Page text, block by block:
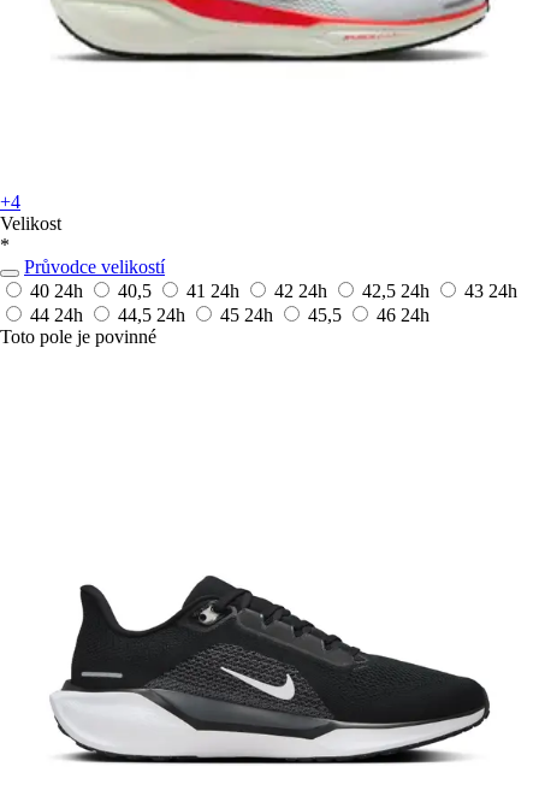
+4
Velikost
*
Průvodce velikostí
40 24h 40,5 41 24h 42 24h 42,5 24h 43 24h
44 24h 44,5 24h 45 24h 45,5 46 24h
Toto pole je povinné